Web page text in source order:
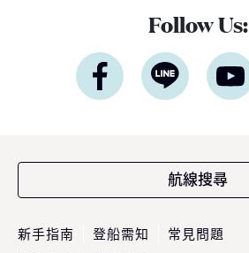
Follow Us:
航線搜尋
新手指南 登船需知
常見問題